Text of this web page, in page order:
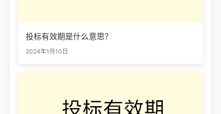
投标有效期是什么意思？
2024年1月10日